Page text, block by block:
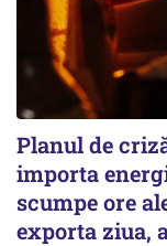
Planul de
importa
scumpe ore
exporta ziua,